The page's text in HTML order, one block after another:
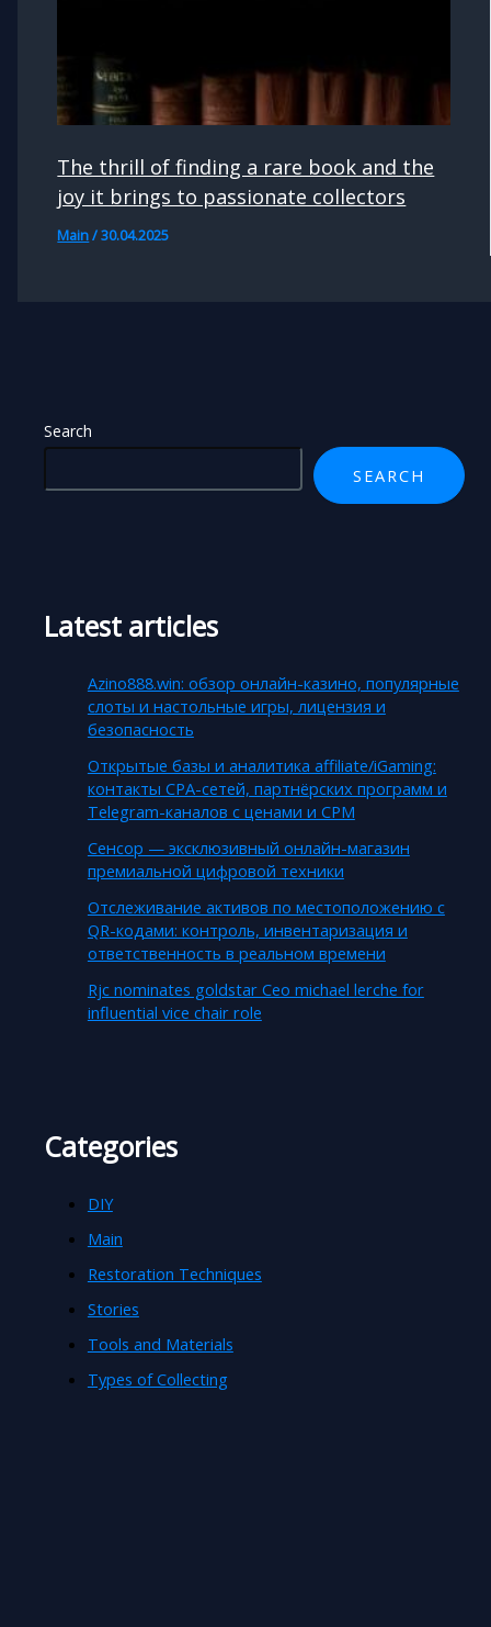
Search
SEARCH
Latest articles
Azino888.win: обзор онлайн-казино, популярные
слоты и настольные игры, лицензия и
безопасность
Открытые базы и аналитика affiliate/iGaming:
контакты CPA-сетей, партнёрских программ и
Telegram-каналов с ценами и CPM
Сенсор — эксклюзивный онлайн-магазин
премиальной цифровой техники
Отслеживание активов по местоположению с
QR-кодами: контроль, инвентаризация и
ответственность в реальном времени
Rjc nominates goldstar Ceo michael lerche for
influential vice chair role
Categories
DIY
Main
Restoration Techniques
Stories
Tools and Materials
Types of Collecting
The thrill of finding a rare book and the
joy it brings to passionate collectors
Main/30.04.2025